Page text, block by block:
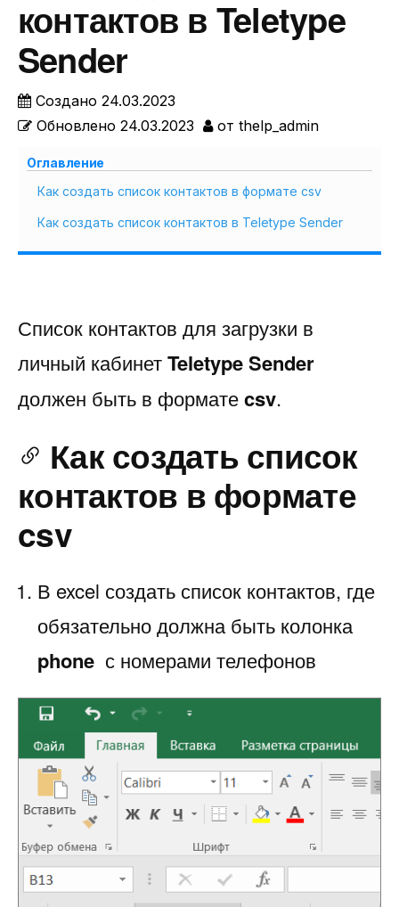
контактов в Teletype
Sender
Создано 24.03.2023
Обновлено 24.03.2023 от thelp_admin
Оглавление
Как создать список контактов в формате csv
Как создать список контактов в Teletype Sender
Список контактов для загрузки в
личный кабинетTeletype Sender
должен быть в форматеcsv.
Как создать список
контактов в формате
csv
В excel создать список контактов, где
обязательно должна быть колонка
phone с номерами телефонов